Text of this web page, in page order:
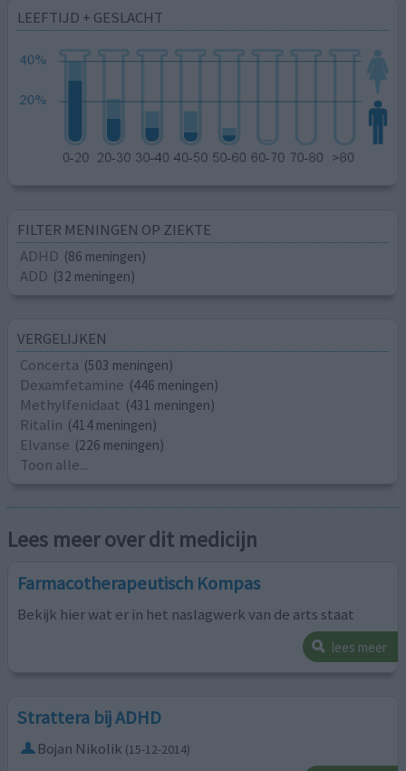
LEEFTIJD + GESLACHT
FILTER MENINGEN OP ZIEKTE
ADHD (86 meningen)
ADD (32 meningen)
VERGELIJKEN
Concerta (503 meningen)
Dexamfetamine (446 meningen)
Methylfenidaat (431 meningen)
Ritalin (414 meningen)
Elvanse (226 meningen)
Toon alle...
Lees meer over dit medicijn
Farmacotherapeutisch Kompas
Bekijk hier wat er in het naslagwerk van de arts staat
lees meer
Strattera bij ADHD
Bojan Nikolik (15-12-2014)